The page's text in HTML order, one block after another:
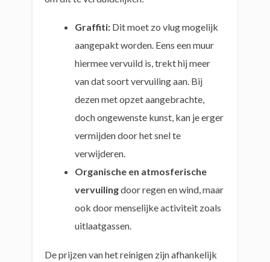
Graffiti: Dit moet zo vlug mogelijk
aangepakt worden. Eens een muur
hiermee vervuild is, trekt hij meer
van dat soort vervuiling aan. Bij
dezen met opzet aangebrachte,
doch ongewenste kunst, kan je erger
vermijden door het snel te
verwijderen.
Organische en atmosferische
vervuilingdoor regen en wind, maar
ook door menselijke activiteit zoals
uitlaatgassen.
De prijzen van het reinigen zijn afhankelijk